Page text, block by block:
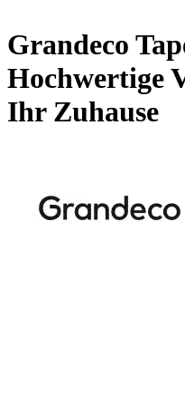
Grandeco
Hochwertige
Ihr Zuhause